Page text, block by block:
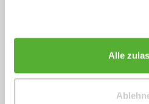
Alle
Sie haben Fragen
+49 (0)4244 965 34 04